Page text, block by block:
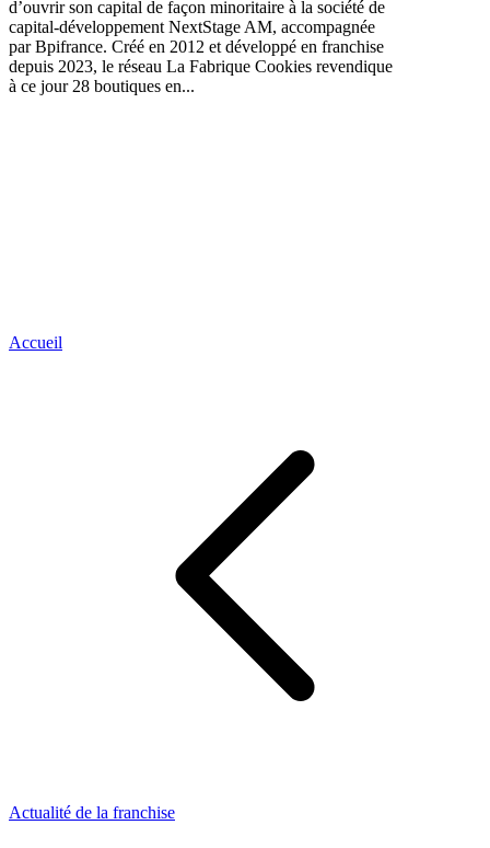
d’ouvrir son capital de façon minoritaire à la société de
capital-développement NextStage AM, accompagnée
par Bpifrance. Créé en 2012 et développé en franchise
depuis 2023, le réseau La Fabrique Cookies revendique
à ce jour 28 boutiques en...
Accueil
Actualité de la franchise